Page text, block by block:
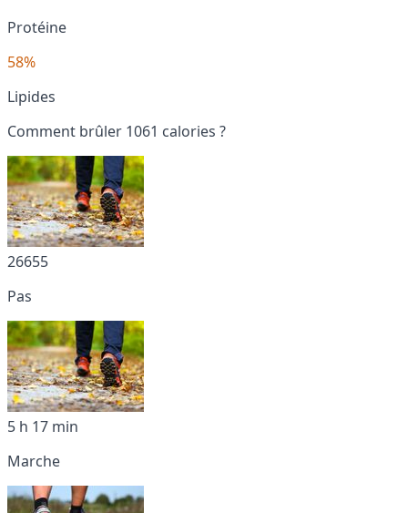
Protéine
58%
Lipides
Comment brûler 1061 calories ?
26655
Pas
5 h 17 min
Marche